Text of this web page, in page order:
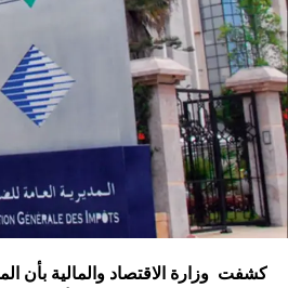
كشفت وزارة الاقتصاد والمالية بأن